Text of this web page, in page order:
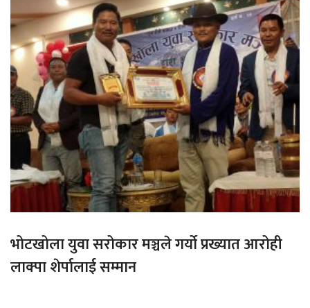
भोटखोला युवा सरोकार मञ्चले गर्यो प्रख्यात आरोही
लाक्पा शेर्पालाई सम्मान